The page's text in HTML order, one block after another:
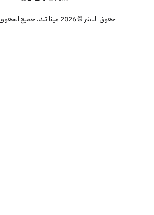
حقوق النشر © 2026 مينا تك. جميع الحقوق محفوظة.